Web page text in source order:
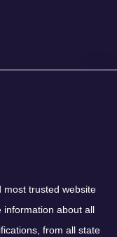
most trusted website
information about all
from all state